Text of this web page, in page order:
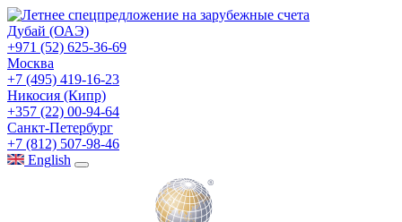
Дубай (ОАЭ)
+971 (52) 625-36-69
Москва
+7 (495) 419-16-23
Никосия (Кипр)
+357 (22) 00-94-64
Санкт-Петербург
+7 (812) 507-98-46
English